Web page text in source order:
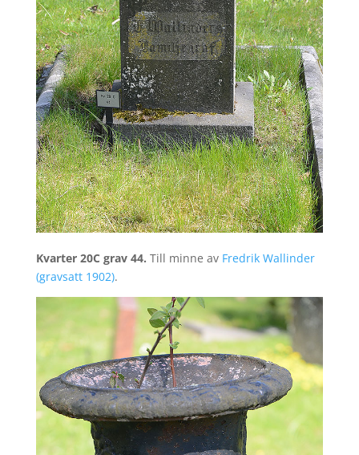
Kvarter 20C grav 44. Till minne av Fredrik Wallinder
(gravsatt 1902).